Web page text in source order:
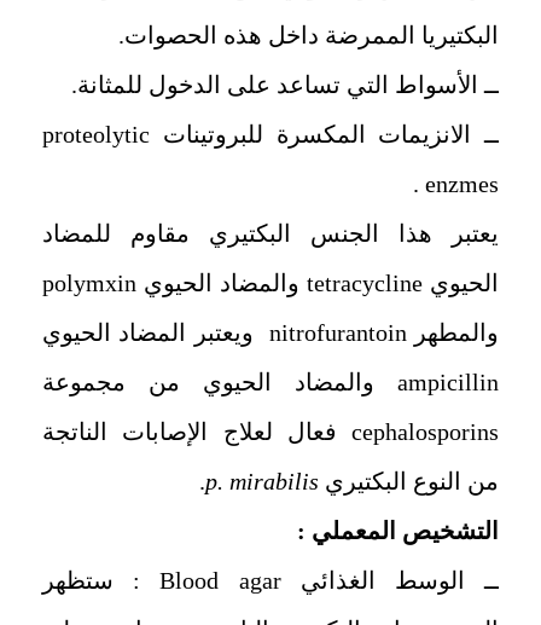
البكتيريا الممرضة داخل هذه الحصوات.
ــ الأسواط التي تساعد على الدخول للمثانة.
ــ الانزيمات المكسرة للبروتينات proteolytic
enzmes .
يعتبر هذا الجنس البكتيري مقاوم للمضاد
الحيوي tetracycline والمضاد الحيوي polymxin
والمطهر nitrofurantoin ويعتبر المضاد الحيوي
ampicillin والمضاد الحيوي من مجموعة
cephalosporins فعال لعلاج الإصابات الناتجة
من النوع البكتيري p. mirabilis
.
التشخيص المعملي :
ــ الوسط الغذائي Blood agar : ستظهر